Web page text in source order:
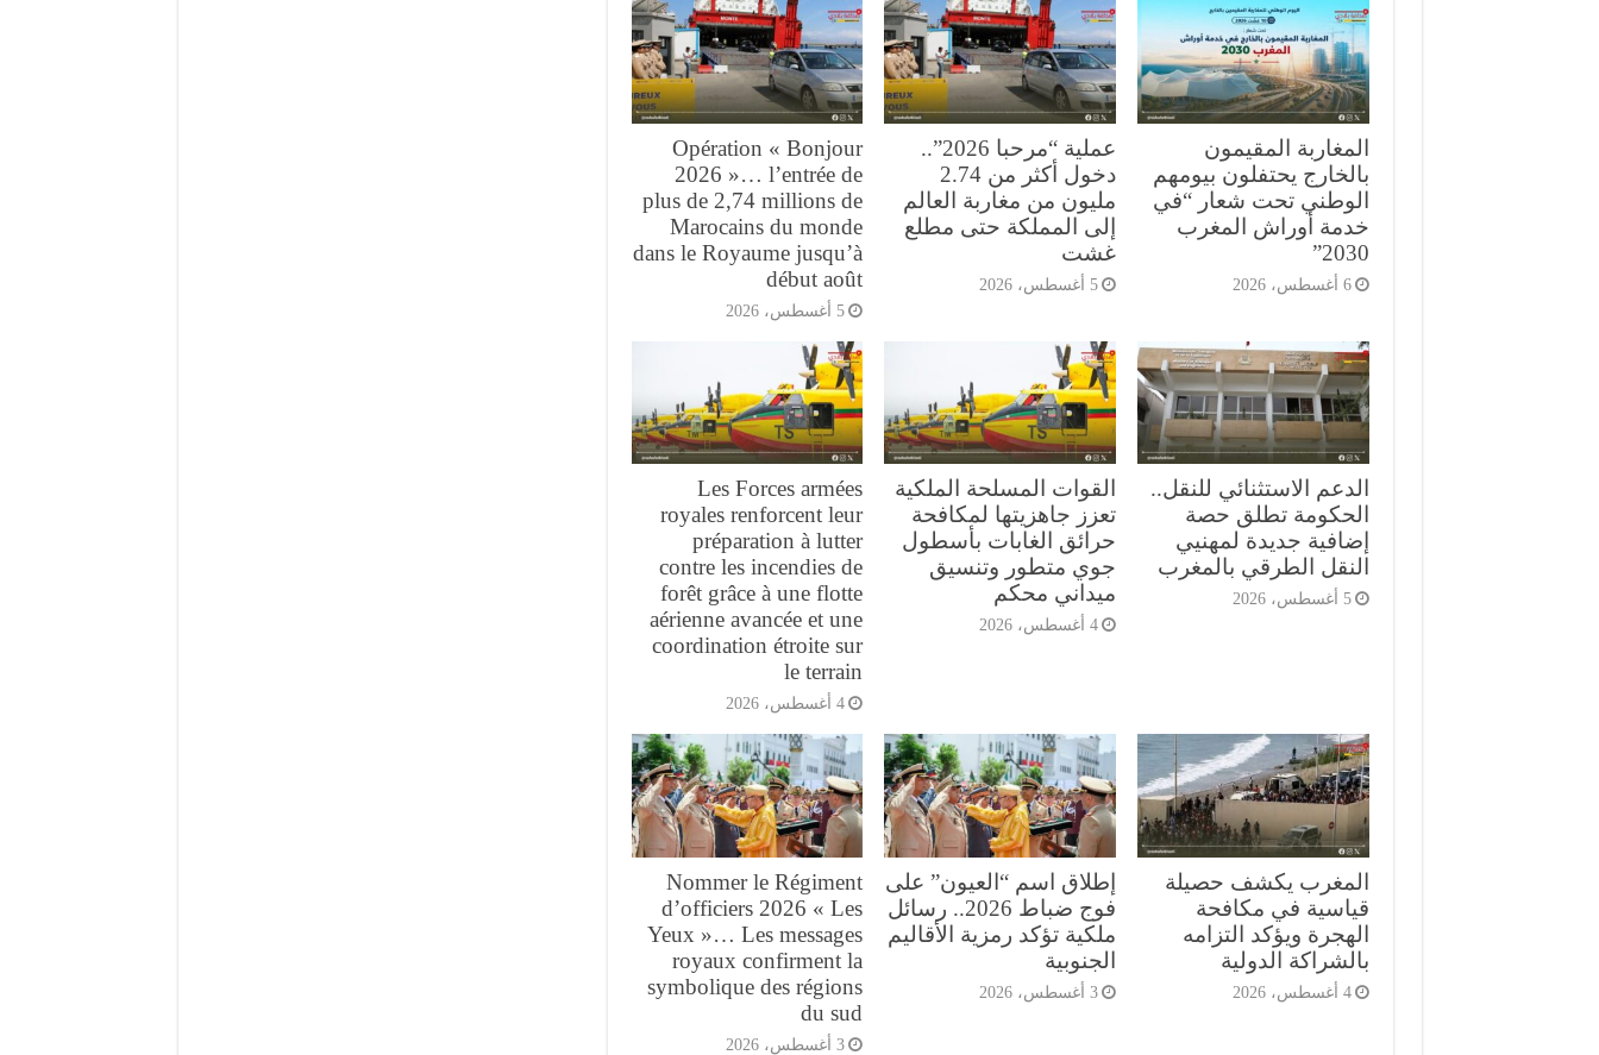
المغاربة المقيمون
بالخارج يحتفلون بيومهم
الوطني تحت شعار “في
خدمة أوراش المغرب
2030”
6 أغسطس، 2026
عملية “مرحبا 2026”..
دخول أكثر من 2.74
مليون من مغاربة العالم
إلى المملكة حتى مطلع
غشت
5 أغسطس، 2026
Opération « Bonjour
2026 »… l’entrée de
plus de 2,74 millions de
Marocains du monde
dans le Royaume jusqu’à
début août
5 أغسطس، 2026
الدعم الاستثنائي للنقل..
الحكومة تطلق حصة
إضافية جديدة لمهنيي
النقل الطرقي بالمغرب
5 أغسطس، 2026
القوات المسلحة الملكية
تعزز جاهزيتها لمكافحة
حرائق الغابات بأسطول
جوي متطور وتنسيق
ميداني محكم
4 أغسطس، 2026
Les Forces armées
royales renforcent leur
préparation à lutter
contre les incendies de
forêt grâce à une flotte
aérienne avancée et une
coordination étroite sur
le terrain
4 أغسطس، 2026
المغرب يكشف حصيلة
قياسية في مكافحة
الهجرة ويؤكد التزامه
بالشراكة الدولية
4 أغسطس، 2026
إطلاق اسم “العيون” على
فوج ضباط 2026.. رسائل
ملكية تؤكد رمزية الأقاليم
الجنوبية
3 أغسطس، 2026
Nommer le Régiment
d’officiers 2026 « Les
Yeux »… Les messages
royaux confirment la
symbolique des régions
du sud
3 أغسطس، 2026